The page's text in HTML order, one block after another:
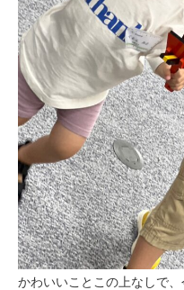
かわいいことこの上なしで